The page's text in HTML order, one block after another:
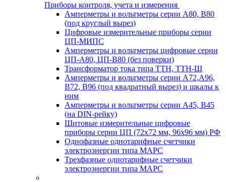
Приборы контроля, учета и измерения
Амперметры и вольтметры серии А80, В80
(под круглый вырез)
Цифровые измерительные приборы серии
ЦП-МИПС
Амперметры и вольтметры цифровые серии
ЦП-А80, ЦП-В80 (без поверки)
Трансформатор тока типа ТТН, ТТН-Ш
Амперметры и вольтметры серии А72,А96,
В72, В96 (под квадратный вырез) и шкалы к
ним
Амперметры и вольтметры серии А45, В45
(на DIN-рейку)
Щитовые измерительные цифровые
приборы серии ЦП (72х72 мм, 96х96 мм) РФ
Однофазные однотарифные счетчики
электроэнергии типа МАРС
Трехфазные однотарифные счетчики
электроэнергии типа МАРС